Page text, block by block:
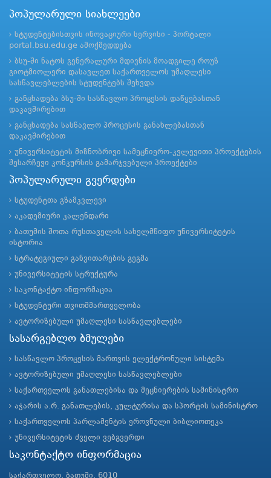
პოპულარული სიახლეები
სტუდენტებისთვის ინოვაციური სერვისი - პორტალი
portal.bsu.edu.ge ამოქმედდება
ბსუ-ში ნატოს გენერალური მდივნის მოადგილე როუზ
გიოტმიოლერი დასავლეთ საქართველოს უმაღლესი
სასწავლებლების სტუდენტებს შეხვდა
განცხადება ბსუ-ში სასწავლო პროცესის დაწყებასთან
დაკავშირებით
განცხადება სასწავლო პროცესის განახლებასთან
დაკავშირებით
უნივერსიტეტის მიზნობრივი სამეცნიერო-კვლევითი პროექტების
შესარჩევი კონკურსის გამარჯვებული პროექტები
პოპულარული გვერდები
სტუდენტთა გზამკვლევი
აკადემიური კალენდარი
ბათუმის შოთა რუსთაველის სახელმწიფო უნივერსიტეტის
ისტორია
სტრატეგიული განვითარების გეგმა
უნივერსიტეტის სტრუქტურა
საკონტაქტო ინფორმაცია
სტუდენტური თვითმმართველობა
ავტორიზებული უმაღლესი სასწავლებლები
სასარგებლო ბმულები
სასწავლო პროცესის მართვის ელექტრონული სისტემა
ავტორიზებული უმაღლესი სასწავლებლები
საქართველოს განათლებისა და მეცნიერების სამინისტრო
აჭარის ა.რ. განათლების, კულტურისა და სპორტის სამინისტრო
საქართველოს პარლამენტის ეროვნული ბიბლიოთეკა
უნივერსიტეტის ძველი ვებგვერდი
საკონტაქტო ინფორმაცია
საქართველო, ბათუმი, 6010